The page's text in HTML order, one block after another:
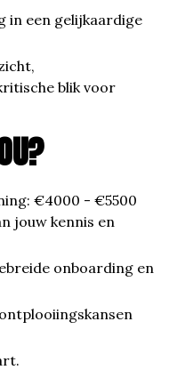
in een gelijkaardige
blik voor
€4000 - €5500
jouw kennis en
onboarding en